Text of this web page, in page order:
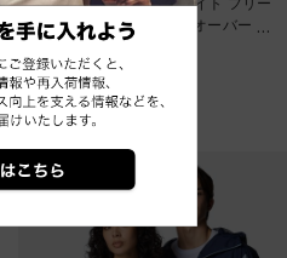
ス カリージエイト プルオーバー フ
ーディー（ライフスタイル/MEN）